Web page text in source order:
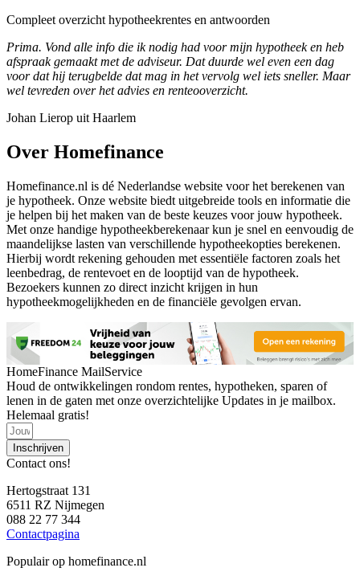
Compleet overzicht hypotheekrentes en antwoorden
Prima. Vond alle info die ik nodig had voor mijn hypotheek en heb
afspraak gemaakt met de adviseur. Dat duurde wel even een dag
voor dat hij terugbelde dat mag in het vervolg wel iets sneller. Maar
wel tevreden over het advies en renteooverzicht.
Johan Lierop uit Haarlem
Over Homefinance
Homefinance.nl is dé Nederlandse website voor het berekenen van
je hypotheek. Onze website biedt uitgebreide tools en informatie die
je helpen bij het maken van de beste keuzes voor jouw hypotheek.
Met onze handige hypotheekberekenaar kun je snel en eenvoudig de
maandelijkse lasten van verschillende hypotheekopties berekenen.
Hierbij wordt rekening gehouden met essentiële factoren zoals het
leenbedrag, de rentevoet en de looptijd van de hypotheek.
Bezoekers kunnen zo direct inzicht krijgen in hun
hypotheekmogelijkheden en de financiële gevolgen ervan.
HomeFinance MailService
Houd de ontwikkelingen rondom rentes, hypotheken, sparen of
lenen in de gaten met onze overzichtelijke Updates in je mailbox.
Helemaal gratis!
Inschrijven
Contact ons!
Hertogstraat 131
6511 RZ Nijmegen
088 22 77 344
Contactpagina
Populair op homefinance.nl